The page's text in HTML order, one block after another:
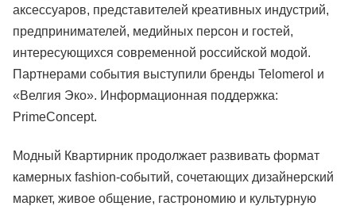
аксессуаров, представителей креативных индустрий,
предпринимателей, медийных персон и гостей,
интересующихся современной российской модой.
Партнерами события выступили бренды Telomerol и
«Велгия Эко». Информационная поддержка:
PrimeConcept.
Модный Квартирник продолжает развивать формат
камерных fashion-событий, сочетающих дизайнерский
маркет, живое общение, гастрономию и культурную